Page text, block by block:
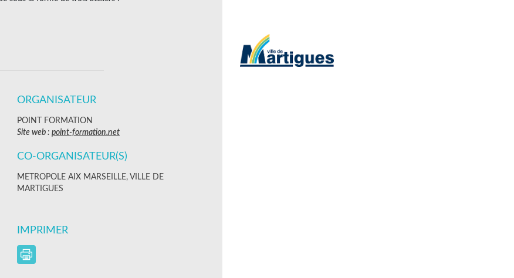
ORGANISATEUR
POINT FORMATION
Site web : point-formation.net
CO-ORGANISATEUR(S)
METROPOLE AIX MARSEILLE, VILLE DE
MARTIGUES
IMPRIMER